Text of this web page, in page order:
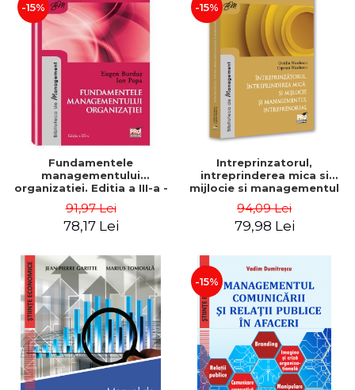
-15%
Fundamentele
managementului
organizatiei. Editia a III-a -
91,97 Lei
78,17 Lei
-15%
Intreprinzatorul,
intreprinderea mica si
mijlocie si managementul
Nicolescu, Ciprian
Nicolescu
94,09 Lei
79,98 Lei
-15%